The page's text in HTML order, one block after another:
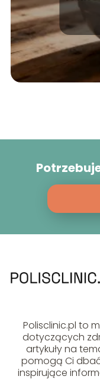
na
Polisclinic.pl to
dotyczących
artykuły na
pomogą Ci
inspirujące